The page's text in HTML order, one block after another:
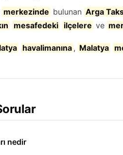
merkezinde bulunan Arga
mesafedeki ilçelere ve
havalimanına , Malatya
nedir